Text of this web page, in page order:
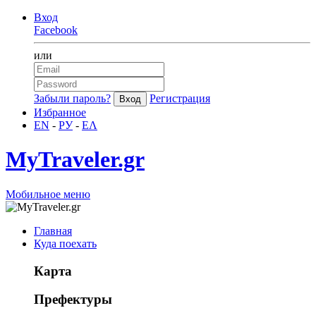
Вход
Facebook
или
Забыли пароль?
Регистрация
Избранное
EN - РУ- ΕΛ
MyTraveler.gr
Мобильное меню
Главная
Куда поехать
Карта
Префектуры